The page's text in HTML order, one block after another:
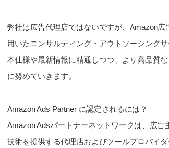
弊社は広告代理店ではないですが、Amazon
用いたコンサルティング・アウトソーシング
本仕様や最新情報に精通しつつ、より高品質
に努めていきます。
Amazon Ads Partner に認定されるには？
Amazon Adsパートナーネットワークは、広
技術を提供する代理店およびツールプロバイ